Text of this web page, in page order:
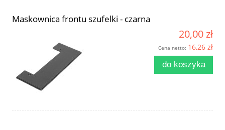
Maskownica frontu szufelki - czarna
20,00 zł
Cena netto: 16,26 zł
do koszyka